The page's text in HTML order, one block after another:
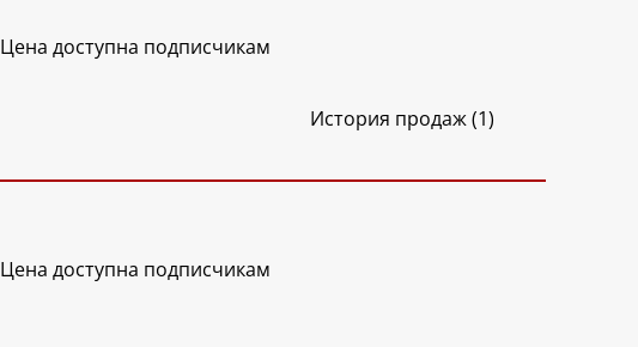
Цена доступна подписчикам
История продаж (1)
Цена доступна подписчикам